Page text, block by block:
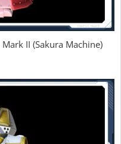
II (Sakura Machine)